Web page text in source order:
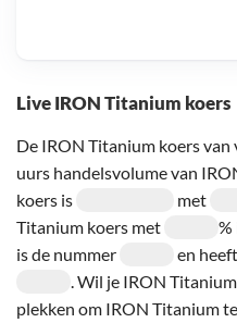
Live IRON Titanium koers
De IRON Titanium koers van
uurs handelsvolume van
koers is
met
Titanium koers met
%
is de nummer
en
. Wil je IRON
plekken om IRON Titanium